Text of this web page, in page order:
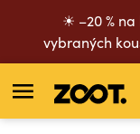
☀ –20 %
vybraných